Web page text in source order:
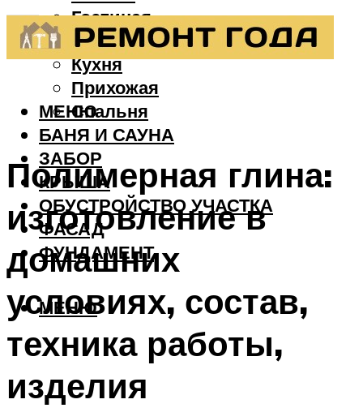
Гостиная
Детская
Кухня
Прихожая
Спальня
БАНЯ И САУНА
ЗАБОР
КРЫША
ОБУСТРОЙСТВО УЧАСТКА
ФАСАД
ФУНДАМЕНТ
МЕНЮ
МЕНЮ
Полимерная глина:
изготовление в
домашних
условиях, состав,
техника работы,
изделия